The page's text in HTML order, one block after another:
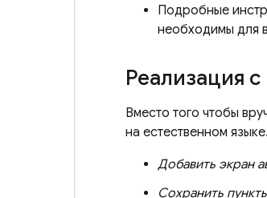
Подробные
необходимы для
Реализация
Вместо того чтобы
на естественном
Добавить экран
Сохранить